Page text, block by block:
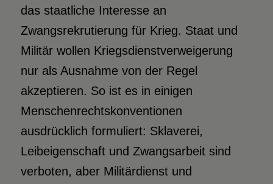
das staatliche Interesse an
Zwangsrekrutierung für Krieg. Staat und
Militär wollen Kriegsdienstverweigerung
nur als Ausnahme von der Regel
akzeptieren. So ist es in einigen
Menschenrechtskonventionen
ausdrücklich formuliert: Sklaverei,
Leibeigenschaft und Zwangsarbeit sind
verboten, aber Militärdienst und